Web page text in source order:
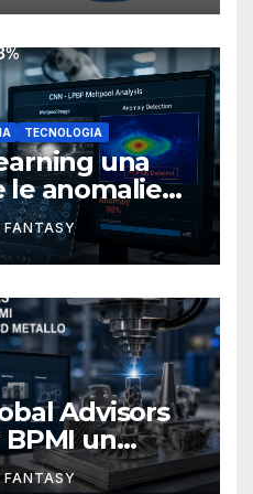
TECNOLOGIA
una
le anomalie
FANTASY
Advisors
un
stampa 3D
FANTASY